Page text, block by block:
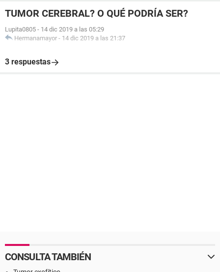
TUMOR CEREBRAL? O QUÉ PODRÍA SER?
Lupita0805 - 14 dic 2019 a las 05:29
Hermanamayor - 14 dic 2019 a las 21:37
3 respuestas
CONSULTA TAMBIÉN